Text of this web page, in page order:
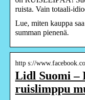
ruista. Vain totaali-
Lue, miten kauppa
summan pienenä.
http s://
Lidl Suomi –
ruislimppu